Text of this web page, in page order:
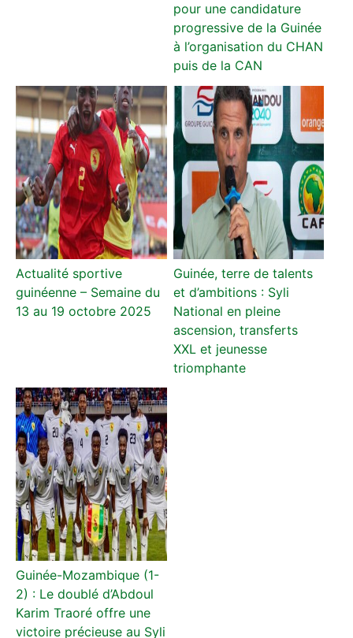
pour une candidature
progressive de la Guinée
à l’organisation du CHAN
puis de la CAN
Actualité sportive
guinéenne – Semaine du
13 au 19 octobre 2025
Guinée, terre de talents
et d’ambitions : Syli
National en pleine
ascension, transferts
XXL et jeunesse
triomphante
Guinée-Mozambique (1-
2) : Le doublé d’Abdoul
Karim Traoré offre une
victoire précieuse au Syli